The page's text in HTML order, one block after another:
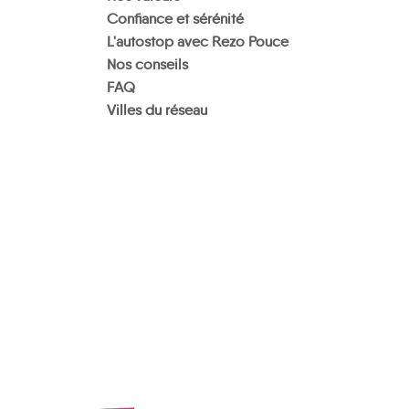
Confiance et sérénité
L'autostop avec Rezo Pouce
Nos conseils
FAQ
Villes du réseau